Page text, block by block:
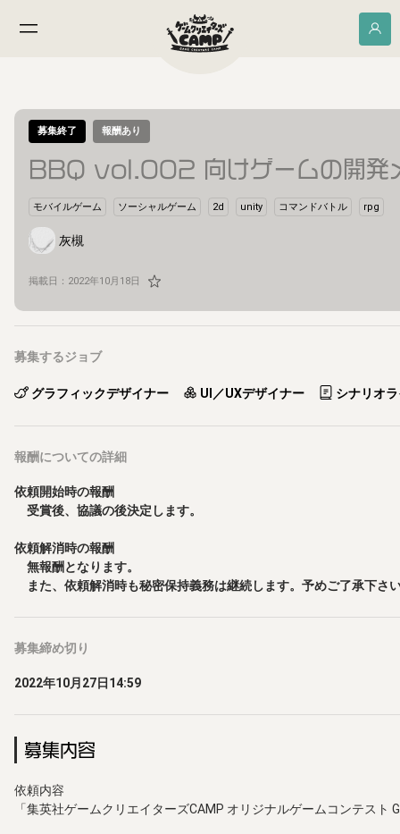
募集終了 報酬あり
BBQ vol.002 向けゲームの開発
モバイルゲーム ソーシャルゲーム 2d unity コマンドバトル rpg
灰槻
掲載日： 2022年10月18日
募集するジョブ
グラフィックデザイナー UI／UXデザイナー シナリオ
報酬についての詳細
依頼開始時の報酬
受賞後、協議の後決定します。
依頼解消時の報酬
無報酬となります。
また、依頼解消時も秘密保持義務は継続します。予めご了承下さ
募集締め切り
2022年10月27日14:59
募集内容
依頼内容
「集英社ゲームクリエイターズCAMP オリジナルゲームコンテス